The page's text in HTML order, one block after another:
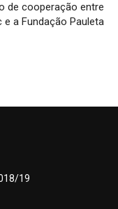
de cooperação entre
e a Fundação Pauleta
19